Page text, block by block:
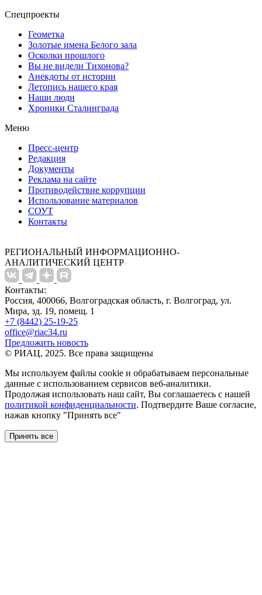
Спецпроекты
Геометка
Золотые имена Белого зала
Осколки прошлого
Вы не видели Тихонова?
Анекдоты от истории
Летопись нашего края
Наши люди
Хроники Сталинграда
Меню
Пресс-центр
Редакция
Документы
Реклама на сайте
Противодействие коррупции
Использование материалов
СОУТ
Контакты
РЕГИОНАЛЬНЫЙ ИНФОРМАЦИОННО-
АНАЛИТИЧЕСКИЙ ЦЕНТР
Контакты:
Россия, 400066, Волгоградская область, г. Волгоград, ул.
Мира, зд. 19, помещ. 1
+7 (8442) 25-19-25
office@riac34.ru
Предложить новость
© РИАЦ, 2025. Все права защищены
Мы используем файлы сookie и обрабатываем персональные
данные с использованием сервисов веб-аналитики.
Продолжая использовать наш сайт, Вы соглашаетесь с нашей
политикой конфиденциальности. Подтвердите Ваше согласие,
нажав кнопку "Принять все"
Принять все